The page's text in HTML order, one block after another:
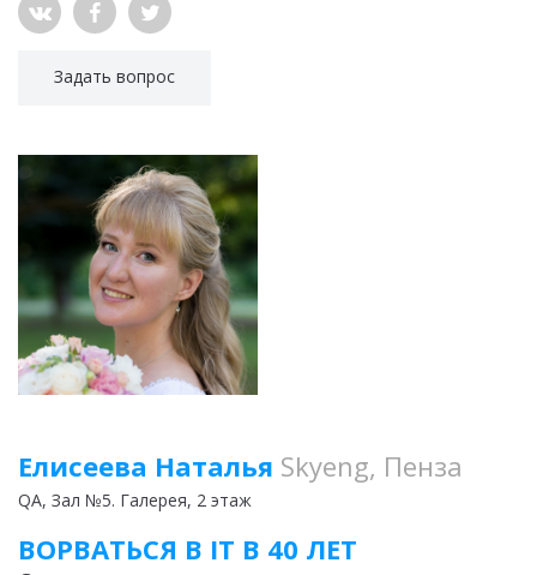
Задать вопрос
Елисеева Наталья Skyeng, Пенза
QA, Зал №5. Галерея, 2 этаж
ВОРВАТЬСЯ В IT В 40 ЛЕТ